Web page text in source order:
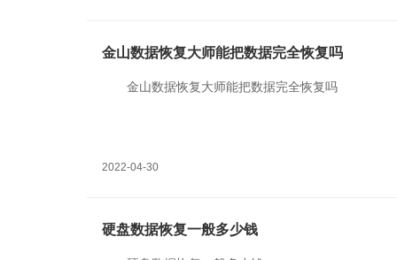
金山数据恢复大师能把数据完全恢复吗
金山数据恢复大师能把数据完全恢复吗
2022-04-30
硬盘数据恢复一般多少钱